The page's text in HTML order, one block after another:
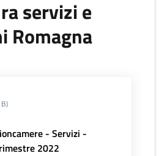
servizi e
Romagna
- Servizi -
2022